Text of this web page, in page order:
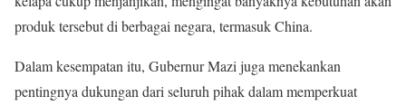
produk tersebut di berbagai negara, termasuk China.
Dalam kesempatan itu, Gubernur Mazi juga menekankan
pentingnya dukungan dari seluruh pihak dalam memperkuat